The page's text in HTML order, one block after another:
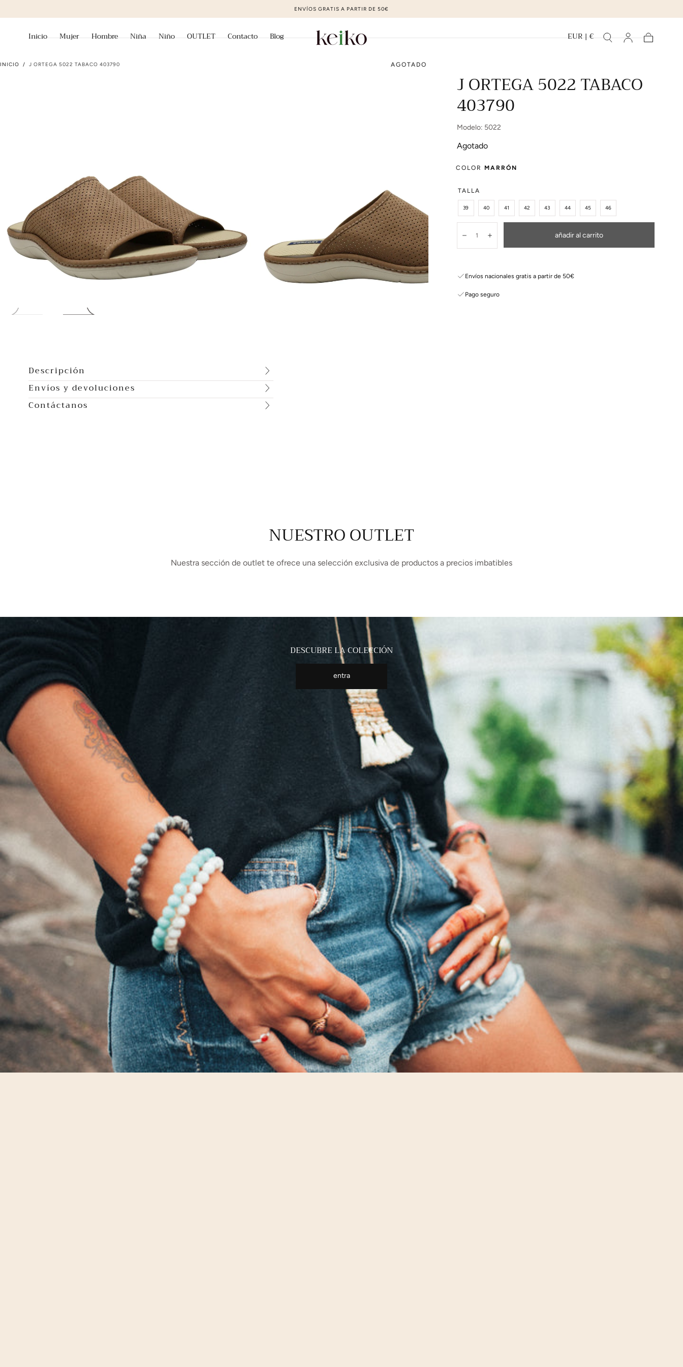
ZAPATOS DE MODA AL MEJOR PRECIO
Inicio Mujer Hombre Niña Niño OUTLET Contacto Blog EUR | €
modal
INICIO / J ORTEGA 5022 TABACO 403790 AGOTADO
J ORTEGA 5022 TABACO
403790
Modelo: 5022
Agotado
COLOR MARRÓN
TALLA
39 40 41 42 43 44 45 46
DisminuirAumentar añadir al carrito
Envíos nacionales gratis a partir de 50€
Pago seguro
Descripción
Envíos y devoluciones
Contáctanos
NUESTRO OUTLET
Nuestra sección de outlet te ofrece una selección exclusiva de productos a precios imbatibles
DESCUBRE LA COLECCIÓN
entra